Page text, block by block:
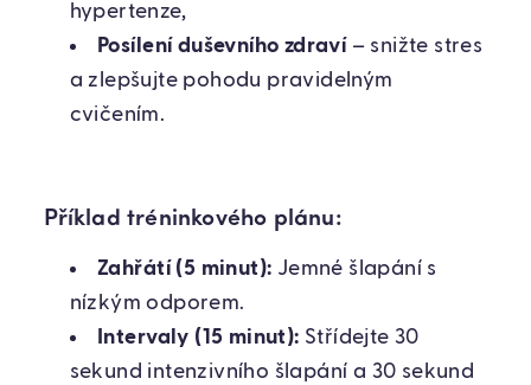
hypertenze,
Posílení duševního zdraví – snižte stres
a zlepšujte pohodu pravidelným
cvičením.
Příklad tréninkového plánu:
Zahřátí (5 minut): Jemné šlapání s
nízkým odporem.
Intervaly (15 minut): Střídejte 30
sekund intenzivního šlapání a 30 sekund